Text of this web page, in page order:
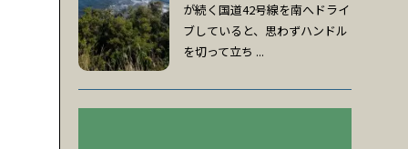
が続く国道42号線を南へドライ
ブしていると、思わずハンドル
を切って立ち ...